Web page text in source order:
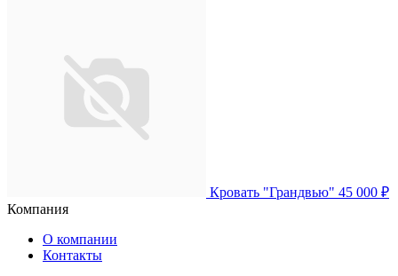
Кровать "Грандвью" 45 000 ₽
Компания
О компании
Контакты